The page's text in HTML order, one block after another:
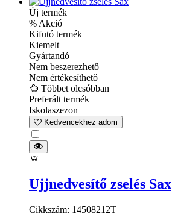
Új termék
% Akció
Kifutó termék
Kiemelt
Gyártandó
Nem beszerezhető
Nem értékesíthető
Többet olcsóbban
Preferált termék
Iskolaszezon
Kedvencekhez adom
Ujjnedvesítő zselés Sax
Cikkszám: 14508212T